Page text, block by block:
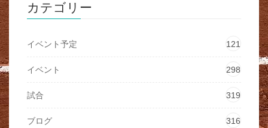
カテゴリー
イベント予定 121
イベント 298
試合 319
ブログ 316